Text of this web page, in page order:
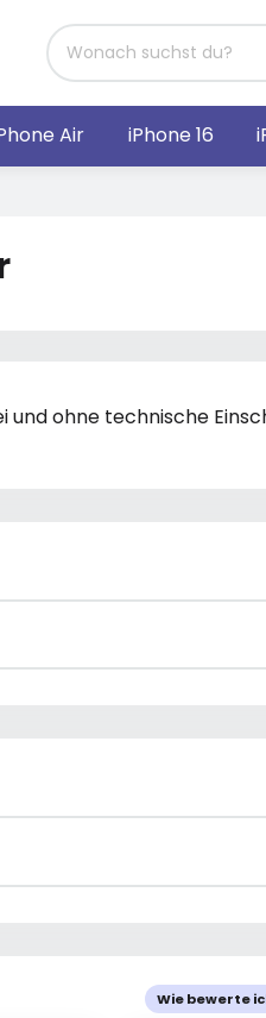
Air iPhone 16
und ohne technische
Wie bewerte